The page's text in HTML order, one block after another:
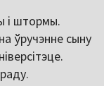
і штормы.
на ўручэнне сыну